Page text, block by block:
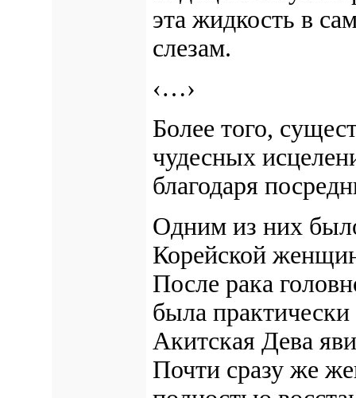
эта жидкость в
слезам.
‹…›
Более того,
чудесных
благодаря
Одним из них
Корейской
После рака
была практически
Акитская Дева
Почти сразу же